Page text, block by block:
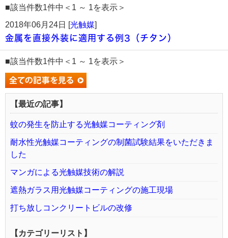
■該当件数1件中＜1 ～ 1を表示＞
2018年06月24日 [光触媒]
金属を直接外装に適用する例3（チタン）
■該当件数1件中＜1 ～ 1を表示＞
【最近の記事】
蚊の発生を防止する光触媒コーティング剤
耐水性光触媒コーティングの制菌試験結果をいただきま
した
マンガによる光触媒技術の解説
遮熱ガラス用光触媒コーティングの施工現場
打ち放しコンクリートビルの改修
【カテゴリーリスト】